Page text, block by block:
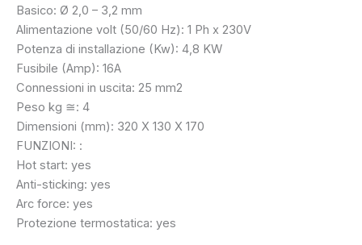
Basico: Ø 2,0 – 3,2 mm
Alimentazione volt (50/60 Hz): 1 Ph x 230V
Potenza di installazione (Kw): 4,8 KW
Fusibile (Amp): 16A
Connessioni in uscita: 25 mm2
Peso kg ≅: 4
Dimensioni (mm): 320 X 130 X 170
FUNZIONI: :
Hot start: yes
Anti-sticking: yes
Arc force: yes
Protezione termostatica: yes